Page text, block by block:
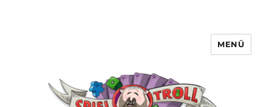
MENÜ